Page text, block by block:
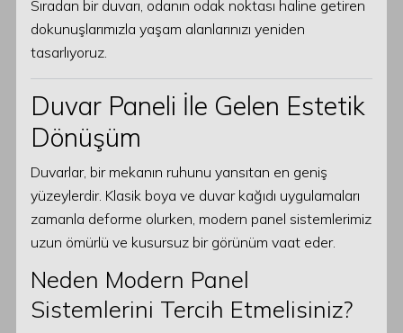
Sıradan bir duvarı, odanın odak noktası haline getiren
dokunuşlarımızla yaşam alanlarınızı yeniden
tasarlıyoruz.
Duvar Paneli İle Gelen Estetik
Dönüşüm
Duvarlar, bir mekanın ruhunu yansıtan en geniş
yüzeylerdir. Klasik boya ve duvar kağıdı uygulamaları
zamanla deforme olurken, modern panel sistemlerimiz
uzun ömürlü ve kusursuz bir görünüm vaat eder.
Neden Modern Panel
Sistemlerini Tercih Etmelisiniz?